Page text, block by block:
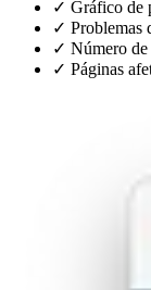
✓ Gráfico de
✓ Problemas
✓ Número de
✓ Páginas